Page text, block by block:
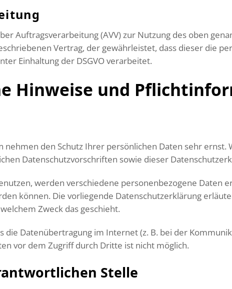
Auftragsverarbeitung (AVV) zur Nutzung des oben
Vertrag, der gewährleistet, dass dieser die
Einhaltung der DSGVO verarbeitet.
Hinweise und
nehmen den Schutz Ihrer persönlichen Daten sehr
Datenschutzvorschriften sowie dieser
werden verschiedene personenbezogene Daten
können. Die vorliegende Datenschutzerklärung
Zweck das geschieht.
die Datenübertragung im Internet (z. B. bei der
vor dem Zugriff durch Dritte ist nicht möglich.
Stelle